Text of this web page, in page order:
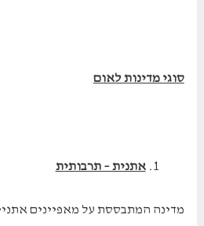
סוגי מדינות לאום
אתנית – תרבותית
מדינה המתבססת על מאפיינים